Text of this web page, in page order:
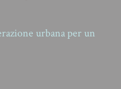
urbana per un